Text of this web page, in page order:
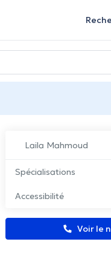
Laila Mahmoud
Spécialisations
Accessibilité
Voir le